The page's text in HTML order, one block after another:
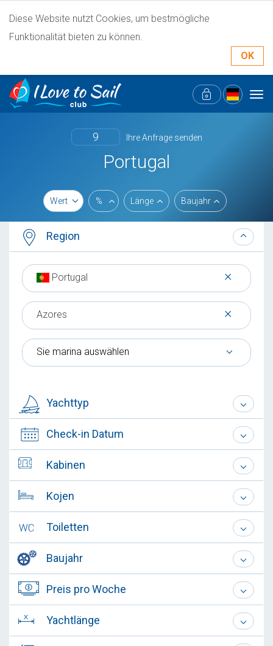
Diese Website nutzt Cookies, um bestmögliche
Funktionalität bieten zu können.
OK
9 Ihre Anfrage senden
Portugal
Wert % Länge Baujahr
Region
×
Portugal
×
Azores
Sie marina auswählen
Yachttyp
Check-in Datum
Kabinen
Kojen
Toiletten
Baujahr
Preis pro Woche
Yachtlänge